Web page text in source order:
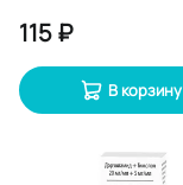
115 ₽
В корзину